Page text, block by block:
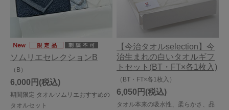
ソムリエセレクションB
（B）
期間限定 タオルソムリエおすすめの
タオルセット
6,000円
【今治タオルselection】今
治生まれの白いタオルギフ
トセット(BT・FT×各1枚入)
（BT・FT×各1枚入）
タオル本来の吸水性、柔らかさ、品
6,050円